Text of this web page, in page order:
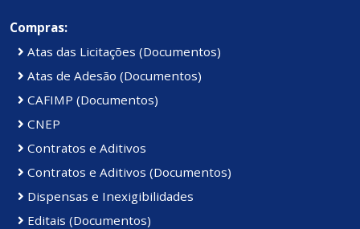
Compras:
Atas das Licitações (Documentos)
Atas de Adesão (Documentos)
CAFIMP (Documentos)
CNEP
Contratos e Aditivos
Contratos e Aditivos (Documentos)
Dispensas e Inexigibilidades
Editais (Documentos)